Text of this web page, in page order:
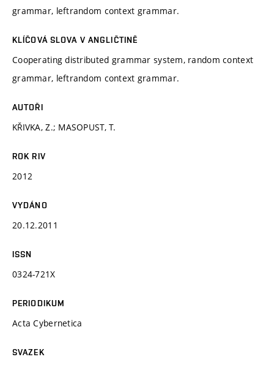
grammar, leftrandom context grammar.
KLÍČOVÁ SLOVA V ANGLIČTINĚ
Cooperating distributed grammar system, random context
grammar, leftrandom context grammar.
AUTOŘI
KŘIVKA, Z.; MASOPUST, T.
ROK RIV
2012
VYDÁNO
20.12.2011
ISSN
0324-721X
PERIODIKUM
Acta Cybernetica
SVAZEK